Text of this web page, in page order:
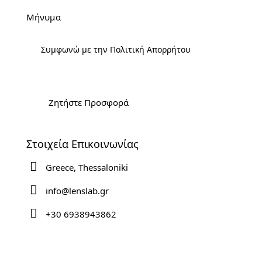
Συμφωνώ με την Πολιτική Απορρήτου
Στοιχεία Επικοινωνίας
Greece, Thessaloniki
info@lenslab.gr
+30 6938943862